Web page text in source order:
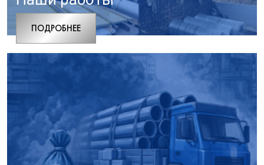
ПОДРОБНЕЕ